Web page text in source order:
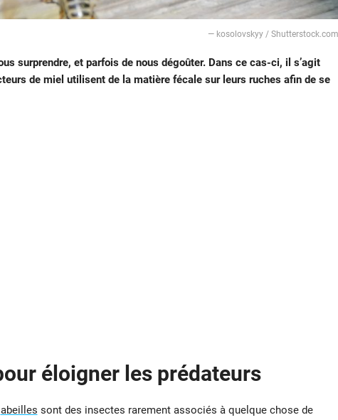
— kosolovskyy / Shutterstock.com
surprendre, et parfois de nous dégoûter. Dans ce cas-ci, il s’agit
de miel utilisent de la matière fécale sur leurs ruches afin de se
éloigner les prédateurs
abeilles sont des insectes rarement associés à quelque chose de